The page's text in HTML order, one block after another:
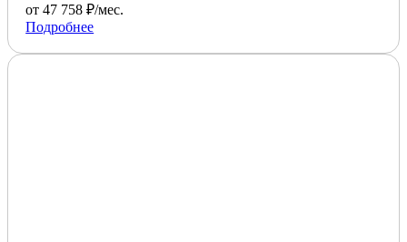
от 47 758 ₽/мес.
Подробнее